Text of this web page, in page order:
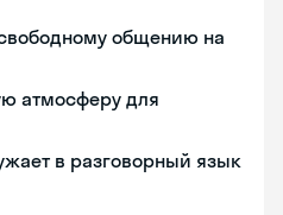
свободному общению на
атмосферу для
в разговорный язык